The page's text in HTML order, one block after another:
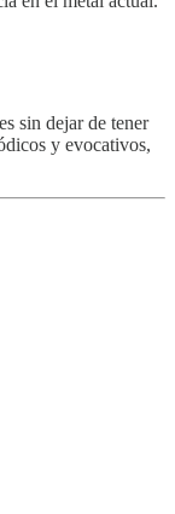
sin dejar de tener
y evocativos,